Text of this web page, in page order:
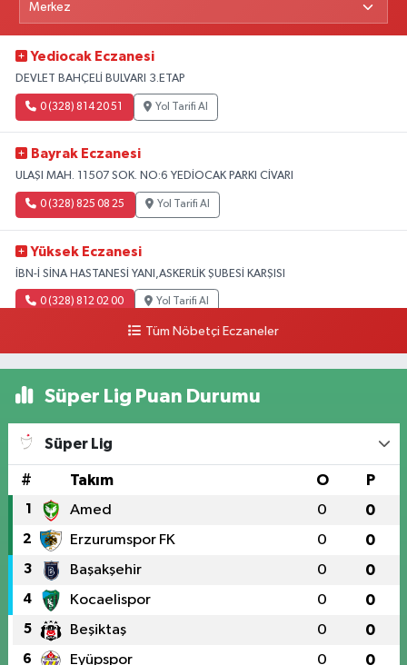
Yediocak Eczanesi
DEVLET BAHÇELİ BULVARI 3.ETAP
0 (328) 814 20 51 Yol Tarifi Al
Bayrak Eczanesi
ULAŞI MAH. 11507 SOK. NO:6 YEDİOCAK PARKI CİVARI
0 (328) 825 08 25 Yol Tarifi Al
Yüksek Eczanesi
İBN-İ SİNA HASTANESİ YANI,ASKERLİK ŞUBESİ KARŞISI
0 (328) 812 02 00 Yol Tarifi Al
Tüm Nöbetçi Eczaneler
Süper Lig Puan Durumu
Süper Lig
# Takım O P
1 Amed 0 0
2 Erzurumspor FK 0 0
3 Başakşehir 0 0
4 Kocaelispor 0 0
5 Beşiktaş 0 0
6 Eyüpspor 0 0